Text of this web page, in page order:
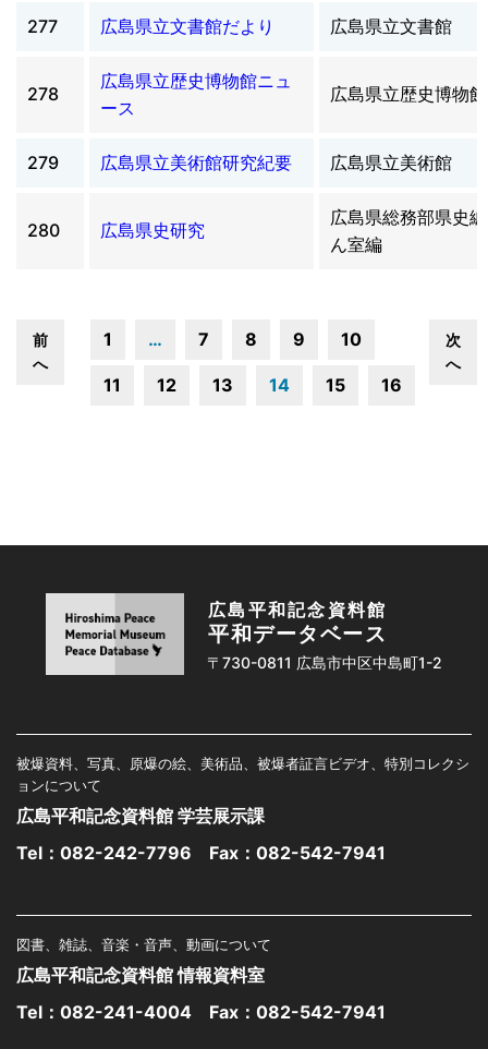
277 広島県立文書館だより 広島県立文書館
278
広島県立歴史博物館ニュ
ース
広島県立歴史博物
279 広島県立美術館研究紀要 広島県立美術館
280 広島県史研究
広島県総務部県史
ん室編
前
へ
1 … 7 8 9 10
11 12 13 14 15 16
次
へ
広島平和記念資料館
平和データベース
〒730-0811 広島市中区中島町1-2
被爆資料、写真、原爆の絵、美術品、被爆者証言ビデオ、特別コレクシ
ョンについて
広島平和記念資料館 学芸展示課
Tel： 082-242-7796 Fax：082-542-7941
図書、雑誌、音楽・音声、動画について
広島平和記念資料館 情報資料室
Tel： 082-241-4004 Fax：082-542-7941